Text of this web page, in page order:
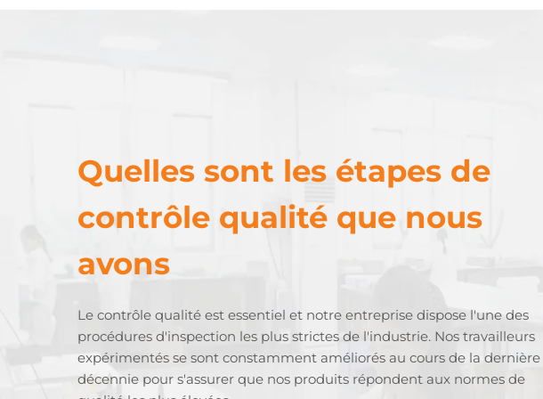
Quelles sont les étapes de
contrôle qualité que nous
avons
Le contrôle qualité est essentiel et notre entreprise dispose l'une des
procédures d'inspection les plus strictes de l'industrie. Nos travailleurs
expérimentés se sont constamment améliorés au cours de la dernière
décennie pour s'assurer que nos produits répondent aux normes de